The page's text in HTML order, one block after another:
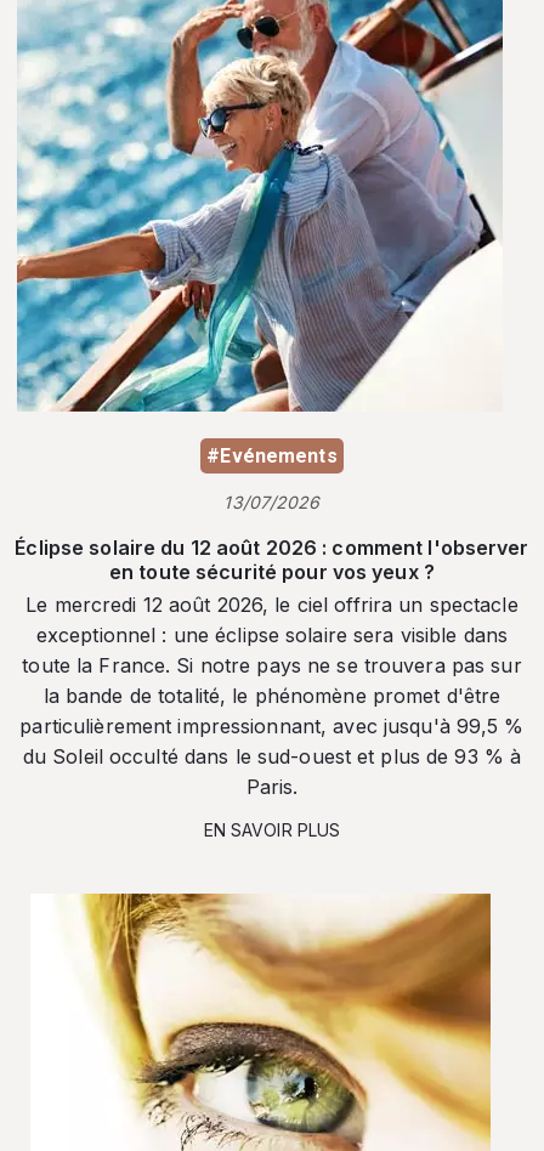
#Evénements
13/07/2026
Éclipse solaire du 12 août 2026 : comment l'observer
en toute sécurité pour vos yeux ?
Le mercredi 12 août 2026, le ciel offrira un spectacle
exceptionnel : une éclipse solaire sera visible dans
toute la France. Si notre pays ne se trouvera pas sur
la bande de totalité, le phénomène promet d'être
particulièrement impressionnant, avec jusqu'à 99,5 %
du Soleil occulté dans le sud-ouest et plus de 93 % à
Paris.
EN SAVOIR PLUS